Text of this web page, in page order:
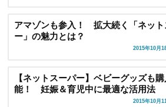
アマゾンも参入！ 拡大続く「ネット
ー」の魅力とは？
2015年10月
【ネットスーパー】ベビーグッズも
能！ 妊娠＆育児中に最適な活用法
2015年10月